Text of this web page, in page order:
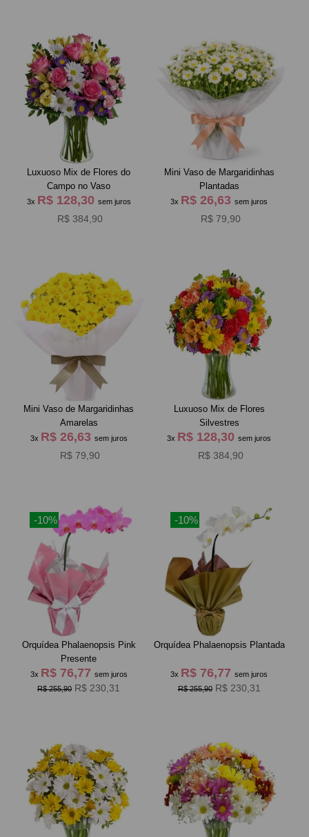
Luxuoso Mix de Flores do
Campo no Vaso
3x R$ 128,30 sem juros
R$ 384,90
Mini Vaso de Margaridinhas
Plantadas
3x R$ 26,63sem juros
R$ 79,90
Mini Vaso de Margaridinhas
Amarelas
3x R$ 26,63 sem juros
R$ 79,90
Luxuoso Mix de Flores
Silvestres
3x R$ 128,30sem juros
R$ 384,90
-10%
Orquídea Phalaenopsis Pink
Presente
3x R$ 76,77 sem juros
R$ 255,90 R$ 230,31
-10%
Orquídea Phalaenopsis Plantada
3x R$ 76,77sem juros
R$ 255,90 R$ 230,31